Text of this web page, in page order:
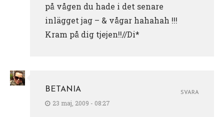
på vågen du hade i det senare
inlägget jag – & vågar hahahah !!!
Kram på dig tjejen!!//Di*
BETANIA
23 maj, 2009 - 08:27
SVARA